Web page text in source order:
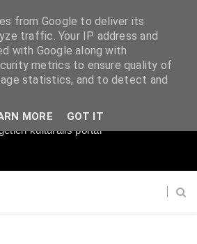
kulturális portál
from Google to deliver its
traffic. Your IP address and
with Google along with
metrics to ensure quality of
statistics, and to detect and
MORE GOT IT